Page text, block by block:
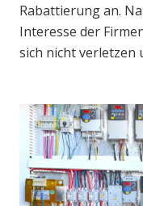
Rabattierung an.
Interesse der
sich nicht verletzen